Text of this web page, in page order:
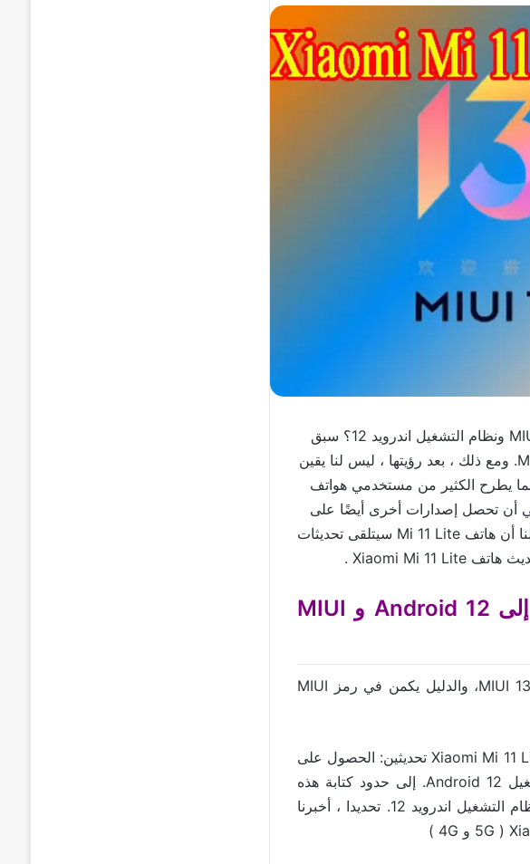
هل حقا هاتف Xiaomi Mi 11 Lite سيتم تحديثه رسميا إلى MIUI 13 ونظام التشغيل اندرويد 12؟ سبق
واطلعنا على قائمة Xiaomi الرسمية التي سيتم تحديثها إلى MIUI 13. ومع ذلك ، بعد رؤيتها ، ليس لنا يقين
الأجهزة نفسها (أو بعضها) ستحصل على اندرويد 12. مما يطرح الكثير من مستخدمي هواتف
أن تحصل إصدارات أخرى أيضًا على
نفس التحديث “: هذا غير مؤكد. ولكن بفضل فريق Xiaomiui أكد لنا أن هاتف Mi 11 Lite سيتلقى تحديثات
هل سيتم حقا تحديث Xiaomi Mi 11 Lite إلى Android 12 و MIUI
نعم سيحصل هاتف Xiaomi Mi 11 Lite على اندرويد 12 وواجهة MIUI 13، والدليل يكمن في رمز MIUI
بناء على تاريخ اكتشاف التحديث في كود مصدر MIUI ، ستتلقى Xiaomi Mi 11 Lite تحديثين: الحصول على
واجهة MIUI 13 (وقد عرفناه رسميًا) والتحديث الآخر لنظام التشغيل Android 12. إلى حدود كتابة هذه
الأسطر، نشك في مدى حصول هاتف Xiaomi Mi 11 Lite على نظام التشغيل اندرويد 12. تحديدا ، أخبرنا